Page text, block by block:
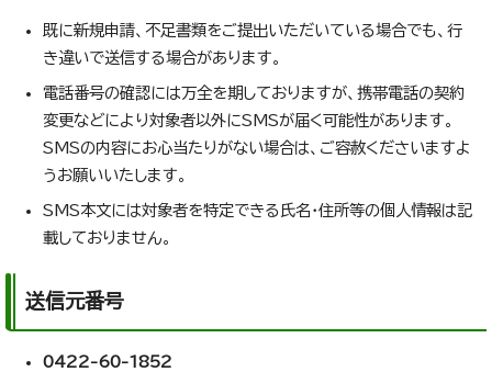
既に新規申請、不足書類をご提出いただいている場合でも、行
き違いで送信する場合があります。
電話番号の確認には万全を期しておりますが、携帯電話の契約
変更などにより対象者以外にSMSが届く可能性があります。
SMSの内容にお心当たりがない場合は、ご容赦くださいますよ
うお願いいたします。
SMS本文には対象者を特定できる氏名・住所等の個人情報は記
載しておりません。
送信元番号
0422-60-1852